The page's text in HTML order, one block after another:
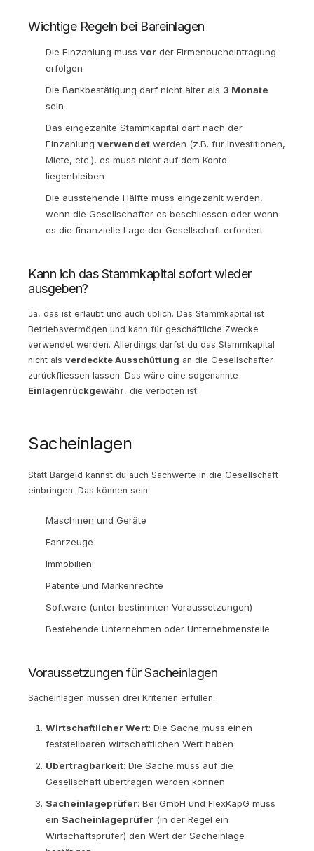
Wichtige Regeln bei Bareinlagen
Die Einzahlung muss vor der Firmenbucheintragung
erfolgen
Die Bankbestätigung darf nicht älter als 3 Monate
sein
Das eingezahlte Stammkapital darf nach der
Einzahlung verwendet werden (z.B. für Investitionen,
Miete, etc.), es muss nicht auf dem Konto
liegenbleiben
Die ausstehende Hälfte muss eingezahlt werden,
wenn die Gesellschafter es beschliessen oder wenn
es die finanzielle Lage der Gesellschaft erfordert
Kann ich das Stammkapital sofort wieder
ausgeben?
Ja, das ist erlaubt und auch üblich. Das Stammkapital ist
Betriebsvermögen und kann für geschäftliche Zwecke
verwendet werden. Allerdings darfst du das Stammkapital
nicht als verdeckte Ausschüttung an die Gesellschafter
zurückfliessen lassen. Das wäre eine sogenannte
Einlagenrückgewähr, die verboten ist.
Sacheinlagen
Statt Bargeld kannst du auch Sachwerte in die Gesellschaft
einbringen. Das können sein:
Maschinen und Geräte
Fahrzeuge
Immobilien
Patente und Markenrechte
Software (unter bestimmten Voraussetzungen)
Bestehende Unternehmen oder Unternehmensteile
Voraussetzungen für Sacheinlagen
Sacheinlagen müssen drei Kriterien erfüllen:
Wirtschaftlicher Wert: Die Sache muss einen
feststellbaren wirtschaftlichen Wert haben
Übertragbarkeit: Die Sache muss auf die
Gesellschaft übertragen werden können
Sacheinlageprüfer: Bei GmbH und FlexKapG muss
ein Sacheinlageprüfer (in der Regel ein
Wirtschaftsprüfer) den Wert der Sacheinlage